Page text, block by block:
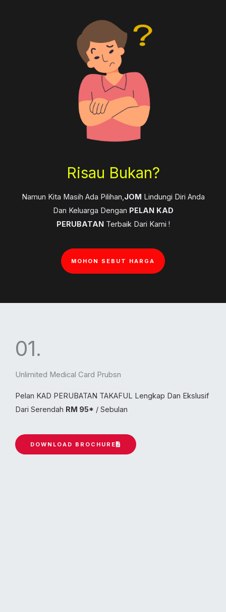
Risau Bukan?
Namun Kita Masih Ada Pilihan,JOM Lindungi Diri Anda
Dan Keluarga Dengan PELAN KAD
PERUBATANTerbaik Dari Kami !
MOHON SEBUT HARGA
01.
Unlimited Medical Card Prubsn
Pelan KAD PERUBATAN TAKAFUL Lengkap Dan Ekslusif
Dari Serendah RM 95* / Sebulan
DOWNLOAD BROCHURE